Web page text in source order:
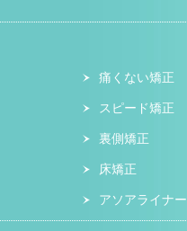
痛くない矯正
スピード矯正
裏側矯正
床矯正
アソアライナー